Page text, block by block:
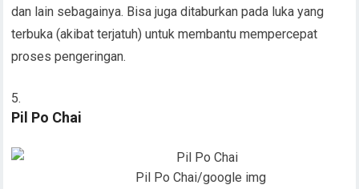
dan lain sebagainya. Bisa juga ditaburkan pada luka yang
terbuka (akibat terjatuh) untuk membantu mempercepat
proses pengeringan.
Pil Po Chai
Pil Po Chai/google img